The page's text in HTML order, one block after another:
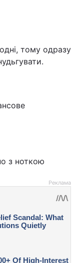
тому одразу
з ноткою
Реклама